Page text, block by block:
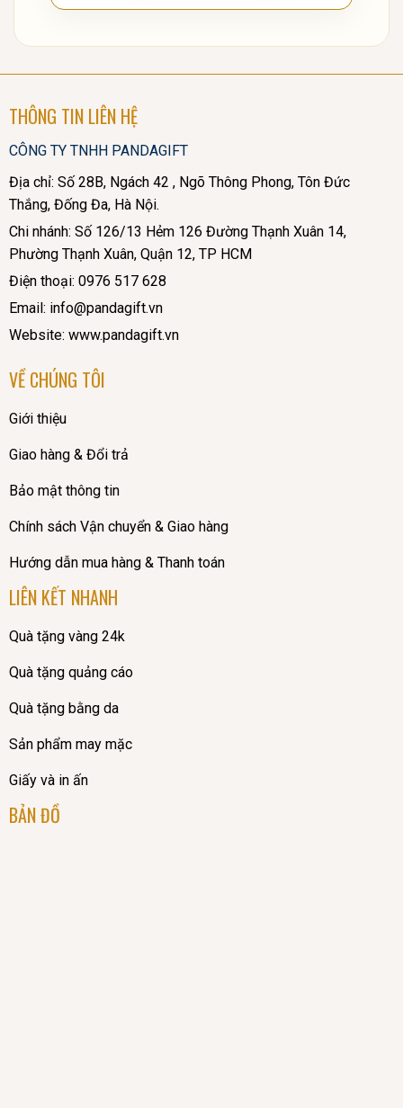
THÔNG TIN LIÊN HỆ
CÔNG TY TNHH PANDAGIFT
Địa chỉ: Số 28B, Ngách 42 , Ngõ Thông Phong, Tôn Đức
Thắng, Đống Đa, Hà Nội.
Chi nhánh: Số 126/13 Hẻm 126 Đường Thạnh Xuân 14,
Phường Thạnh Xuân, Quận 12, TP HCM
Điện thoại: 0976 517 628
Email: info@pandagift.vn
Website: www.pandagift.vn
VỀ CHÚNG TÔI
Giới thiệu
Giao hàng & Đổi trả
Bảo mật thông tin
Chính sách Vận chuyển & Giao hàng
Hướng dẫn mua hàng & Thanh toán
LIÊN KẾT NHANH
Quà tặng vàng 24k
Quà tặng quảng cáo
Quà tặng bằng da
Sản phẩm may mặc
Giấy và in ấn
BẢN ĐỒ